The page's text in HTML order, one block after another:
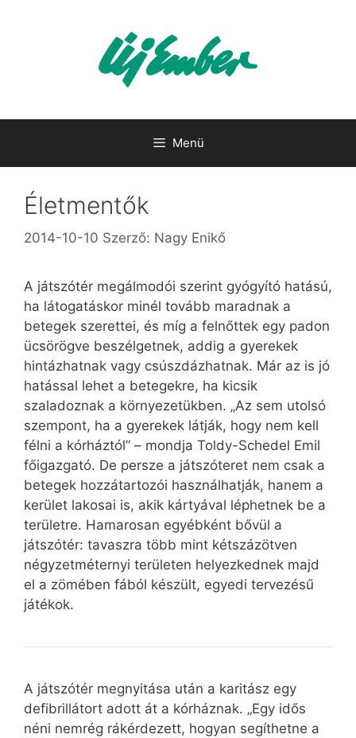
Menü
Életmentők
2014-10-10 Szerző: Nagy Enikő
A játszótér megálmodói szerint gyógyító hatású,
ha látogatáskor minél tovább maradnak a
betegek szerettei, és míg a felnőttek egy padon
ücsörögve beszélgetnek, addig a gyerekek
hintázhatnak vagy csúszdázhatnak. Már az is jó
hatással lehet a betegekre, ha kicsik
szaladoznak a környezetükben. „Az sem utolsó
szempont, ha a gyerekek látják, hogy nem kell
félni a kórháztól” – mondja Toldy-Schedel Emil
főigazgató. De persze a játszóteret nem csak a
betegek hozzátartozói használhatják, hanem a
kerület lakosai is, akik kártyával léphetnek be a
területre. Hamarosan egyébként bővül a
játszótér: tavaszra több mint kétszázötven
négyzetméternyi területen helyezkednek majd
el a zömében fából készült, egyedi tervezésű
játékok.
A játszótér megnyitása után a karitász egy
defibrillátort adott át a kórháznak. „Egy idős
néni nemrég rákérdezett, hogyan segíthetne a